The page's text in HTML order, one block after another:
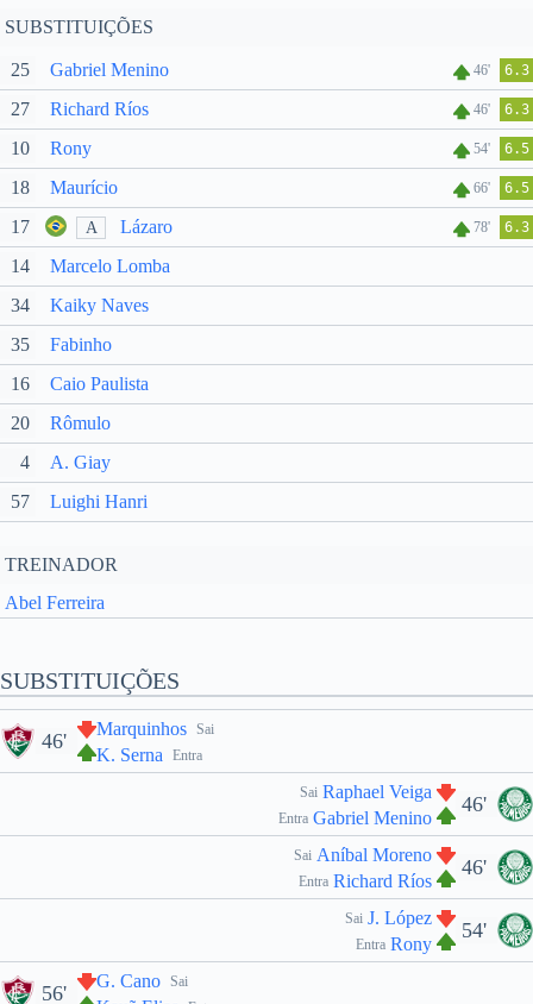
SUBSTITUIÇÕES
25 Gabriel Menino 46' 6.3
27 Richard Ríos 46' 6.3
10 Rony 54' 6.5
18 Maurício 66' 6.5
17 A Lázaro 78' 6.3
14
Marcelo Lomba
34
Kaiky Naves
35
Fabinho
16
Caio Paulista
20
Rômulo
4
A. Giay
57
Luighi Hanri
TREINADOR
Abel Ferreira
SUBSTITUIÇÕES
Sai
Marquinhos
Entra
K. Serna
46'
46'
Sai Raphael Veiga
Entra Gabriel Menino
46'
Sai Aníbal Moreno
Entra Richard Ríos
54'
Sai J. López
Entra Rony
Sai
G. Cano
56'